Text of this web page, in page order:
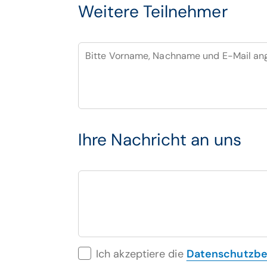
Weitere Teilnehmer
Bitte Vorname, Nachname und E-Mail
Ihre Nachricht an uns
Ich akzeptiere die